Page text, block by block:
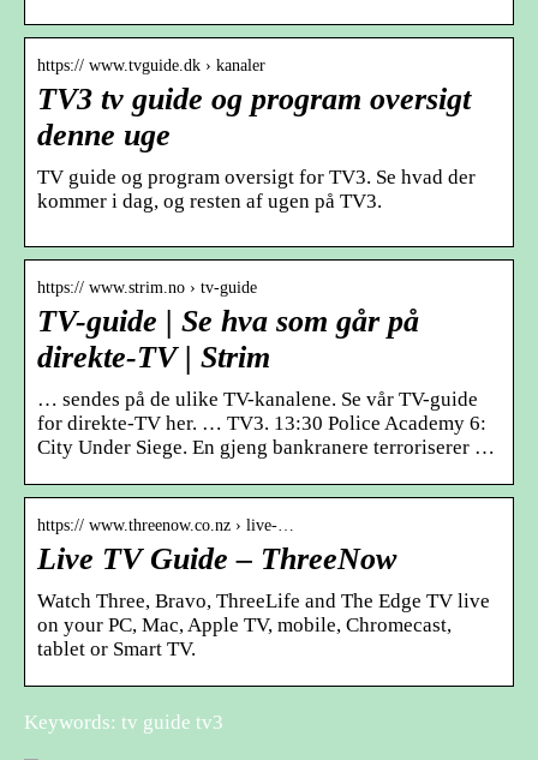
https:// www.tvguide.dk › kanaler
TV3 tv guide og program oversigt
denne uge
TV guide og program oversigt for TV3. Se hvad der
kommer i dag, og resten af ugen på TV3.
https:// www.strim.no › tv-guide
TV-guide | Se hva som går på
direkte-TV | Strim
… sendes på de ulike TV-kanalene. Se vår TV-guide
for direkte-TV her. … TV3. 13:30 Police Academy 6:
City Under Siege. En gjeng bankranere terroriserer …
https:// www.threenow.co.nz › live-…
Live TV Guide – ThreeNow
Watch Three, Bravo, ThreeLife and The Edge TV live
on your PC, Mac, Apple TV, mobile, Chromecast,
tablet or Smart TV.
Keywords: tv guide tv3